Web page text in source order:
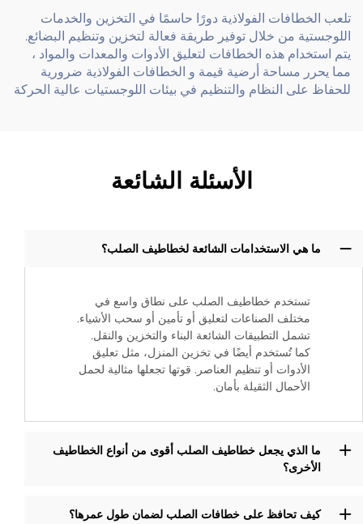
تلعب الخطافات الفولاذية دورًا حاسمًا في التخزين والخدمات
اللوجستية من خلال توفير طريقة فعالة لتخزين وتنظيم البضائع.
يتم استخدام هذه الخطافات لتعليق الأدوات والمعدات والمواد ،
مما يحرر مساحة أرضية قيمة و الخطافات الفولاذية ضرورية
للحفاظ على النظام والتنظيم في بيئات اللوجستيات عالية الحركة
الأسئلة الشائعة
ما هي الاستخدامات الشائعة لخطاطيف الصلب؟
تستخدم خطاطيف الصلب على نطاق واسع في
مختلف الصناعات لتعليق أو تأمين أو سحب الأشياء.
تشمل التطبيقات الشائعة البناء والتخزين والنقل.
كما تُستخدم أيضًا في تخزين المنزل، مثل تعليق
الأدوات أو تنظيم العناصر. قوتها تجعلها مثالية لحمل
الأحمال الثقيلة بأمان.
ما الذي يجعل خطاطيف الصلب أقوى من أنواع الخطاطيف
الأخرى؟
كيف تحافظ على خطافات الصلب لضمان طول عمرها؟